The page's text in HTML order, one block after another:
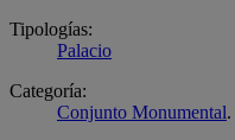
Tipologías:
Palacio
Categoría:
Conjunto Monumental.